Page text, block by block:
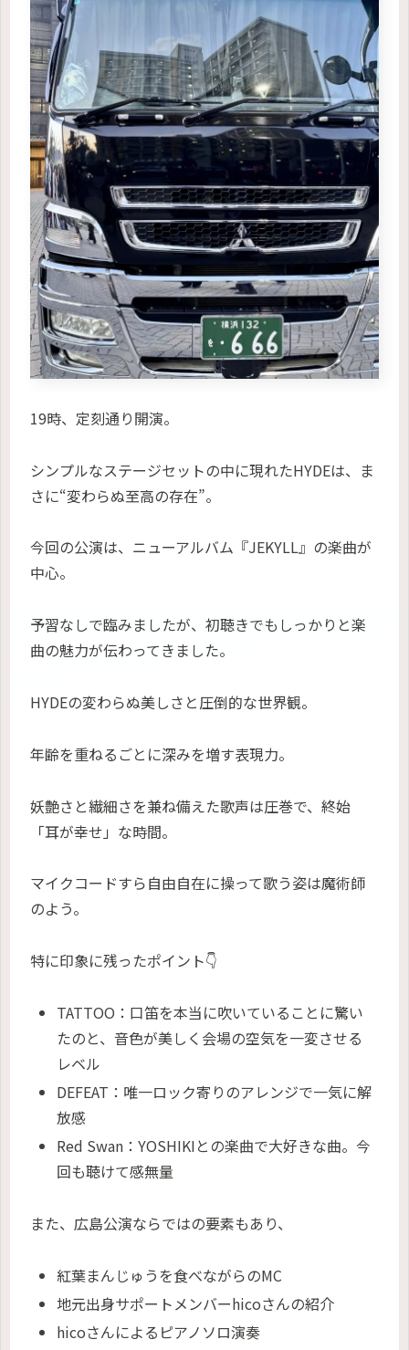
19時、定刻通り開演。
シンプルなステージセットの中に現れたHYDEは、ま
さに“変わらぬ至高の存在”。
今回の公演は、ニューアルバム『JEKYLL』の楽曲が
中心。
予習なしで臨みましたが、初聴きでもしっかりと楽
曲の魅力が伝わってきました。
HYDEの変わらぬ美しさと圧倒的な世界観。
年齢を重ねるごとに深みを増す表現力。
妖艶さと繊細さを兼ね備えた歌声は圧巻で、終始
「耳が幸せ」な時間。
マイクコードすら自由自在に操って歌う姿は魔術師
のよう。
特に印象に残ったポイント👇
TATTOO：口笛を本当に吹いていることに驚い
たのと、音色が美しく会場の空気を一変させる
レベル
DEFEAT：唯一ロック寄りのアレンジで一気に解
放感
Red Swan：YOSHIKIとの楽曲で大好きな曲。今
回も聴けて感無量
また、広島公演ならではの要素もあり、
紅葉まんじゅうを食べながらのMC
地元出身サポートメンバーhicoさんの紹介
hicoさんによるピアノソロ演奏